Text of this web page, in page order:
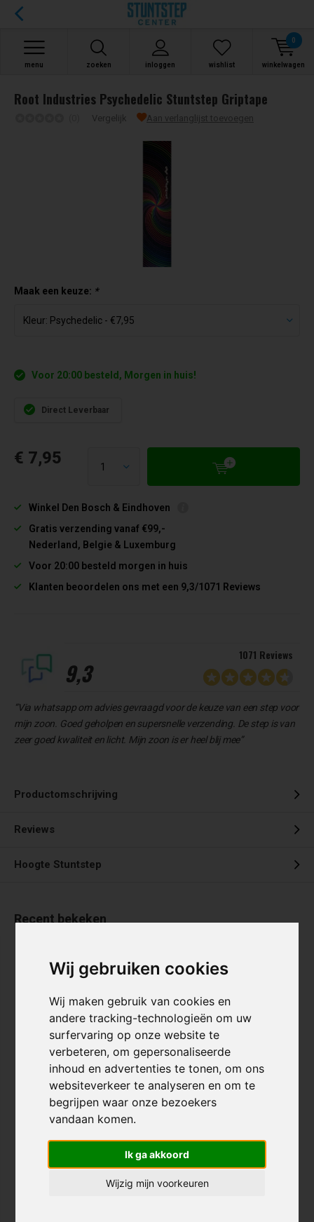
Wij gebruiken cookies
Wij maken gebruik van cookies en
andere tracking-technologieën om uw
surfervaring op onze website te
verbeteren, om gepersonaliseerde
inhoud en advertenties te tonen, om ons
websiteverkeer te analyseren en om te
begrijpen waar onze bezoekers
vandaan komen.
Ik ga akkoord
Wijzig mijn voorkeuren
zoeken inloggen
menu wishlist winkelwagen
0
Root Industries Psychedelic Stuntstep Griptape
Vergelijk Aan verlanglijst toevoegen
Maak een keuze: *
Voor 20:00 besteld, Morgen in huis!
Direct Leverbaar
€ 7,95
Winkel Den Bosch & Eindhoven
Gratis verzending vanaf €99,-
Nederland, Belgie & Luxemburg
Voor 20:00 besteld morgen in huis
Klanten beoordelen ons met een 9,3/1071 Reviews
9,3
1071 Reviews
“Via whatsapp om advies gevraagd voor de keuze van een step voor
mijn zoon. Goed geholpen en supersnelle verzending. De step is van
zeer goed kwaliteit en licht. Mijn zoon is er heel blij mee”
Productomschrijving
Reviews
Hoogte Stuntstep
Recent bekeken
Root Industries
Psychedelic Griptape
€ 7,95
Voor 20:00 besteld, morgen in